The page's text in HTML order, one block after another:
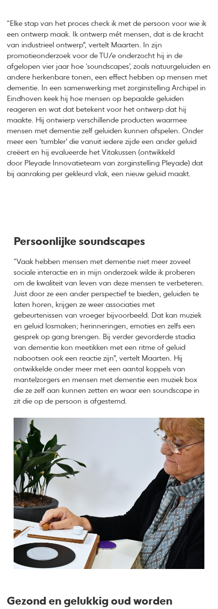
“Elke stap van het proces check ik met de persoon voor wie ik
een ontwerp maak. Ik ontwerp mét mensen, dat is de kracht
van industrieel ontwerp”, vertelt Maarten. In zijn
promotieonderzoek voor de TU/e onderzocht hij in de
afgelopen vier jaar hoe ‘soundscapes’, zoals natuurgeluiden en
andere herkenbare tonen, een effect hebben op mensen met
dementie. In een samenwerking met zorginstelling Archipel in
Eindhoven keek hij hoe mensen op bepaalde geluiden
reageren en wat dat betekent voor het ontwerp dat hij
maakte. Hij ontwierp verschillende producten waarmee
mensen met dementie zelf geluiden kunnen afspelen. Onder
meer een ‘tumbler’ die vanuit iedere zijde een ander geluid
creëert en hij evalueerde het Vitakussen (ontwikkeld
door Pleyade Innovatieteam van zorginstelling Pleyade) dat
bij aanraking per gekleurd vlak, een nieuw geluid maakt.
Persoonlijke soundscapes
“Vaak hebben mensen met dementie niet meer zoveel
sociale interactie en in mijn onderzoek wilde ik proberen
om de kwaliteit van leven van deze mensen te verbeteren.
Juist door ze een ander perspectief te bieden, geluiden te
laten horen, krijgen ze weer associaties met
gebeurtenissen van vroeger bijvoorbeeld. Dat kan muziek
en geluid losmaken; herinneringen, emoties en zelfs een
gesprek op gang brengen. Bij verder gevorderde stadia
van dementie kon meetikken met een ritme of geluid
nabootsen ook een reactie zijn”, vertelt Maarten. Hij
ontwikkelde onder meer met een aantal koppels van
mantelzorgers en mensen met dementie een muziek box
die ze zelf aan kunnen zetten en waar een soundscape in
zit die op de persoon is afgestemd.
Gezond en gelukkig oud worden